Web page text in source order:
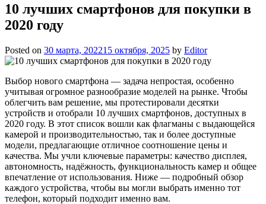
10 лучших смартфонов для покупки в
2020 году
Posted on 30 марта, 202215 октября, 2025 by Editor
Выбор нового смартфона — задача непростая, особенно
учитывая огромное разнообразие моделей на рынке. Чтобы
облегчить вам решение, мы протестировали десятки
устройств и отобрали 10 лучших смартфонов, доступных в
2020 году. В этот список вошли как флагманы с выдающейся
камерой и производительностью, так и более доступные
модели, предлагающие отличное соотношение цены и
качества. Мы учли ключевые параметры: качество дисплея,
автономность, надёжность, функциональность камер и общее
впечатление от использования. Ниже — подробный обзор
каждого устройства, чтобы вы могли выбрать именно тот
телефон, который подходит именно вам.